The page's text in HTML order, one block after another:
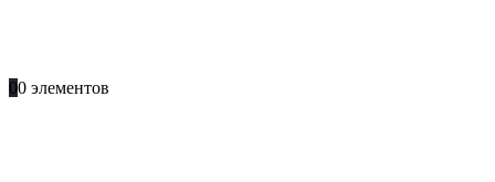
00 элементов